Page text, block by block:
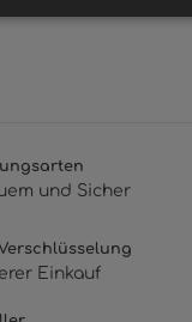
und Sicher
Einkauf